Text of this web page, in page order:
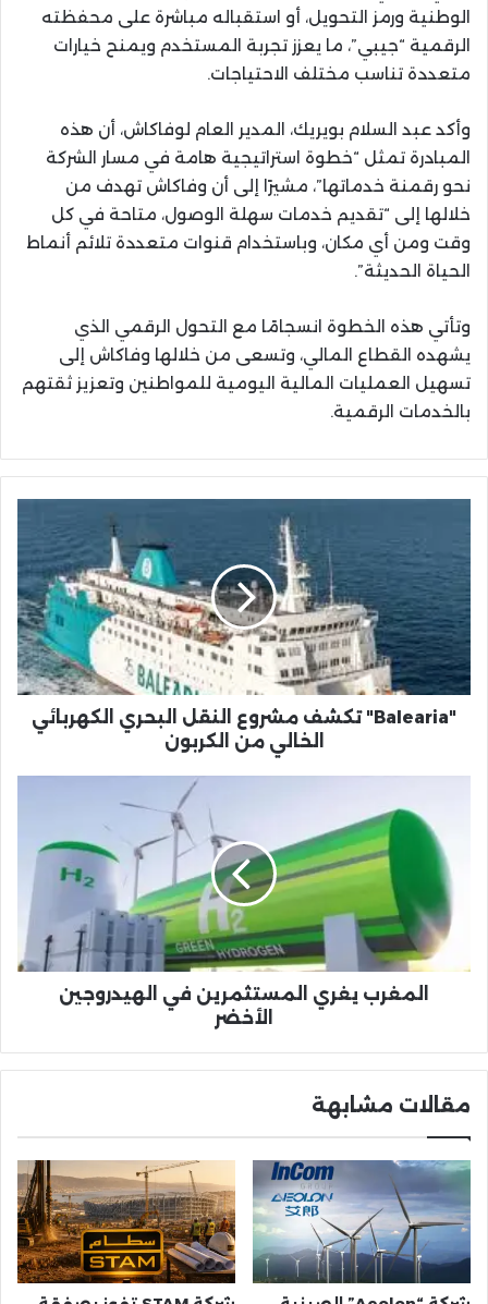
الوطنية ورمز التحويل، أو استقباله مباشرة على محفظته
الرقمية “جيبي”، ما يعزز تجربة المستخدم ويمنح خيارات
متعددة تناسب مختلف الاحتياجات.
وأكد عبد السلام بويريك، المدير العام لوفاكاش، أن هذه
المبادرة تمثل “خطوة استراتيجية هامة في مسار الشركة
نحو رقمنة خدماتها”، مشيرًا إلى أن وفاكاش تهدف من
خلالها إلى “تقديم خدمات سهلة الوصول، متاحة في كل
وقت ومن أي مكان، وباستخدام قنوات متعددة تلائم أنماط
الحياة الحديثة”.
وتأتي هذه الخطوة انسجامًا مع التحول الرقمي الذي
يشهده القطاع المالي، وتسعى من خلالها وفاكاش إلى
تسهيل العمليات المالية اليومية للمواطنين وتعزيز ثقتهم
بالخدمات الرقمية.
مشروع
النقل
البحري
الكهربائي
الخالي
من
الكربون
"Balearia" تكشف مشروع النقل البحري الكهربائي
الخالي من الكربون
المستثمرين
الهيدروجين
الأخضر
المغرب يغري المستثمرين في الهيدروجين
الأخضر
مقالات مشابهة